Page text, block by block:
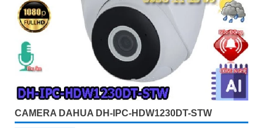
CAMERA DAHUA DH-IPC-HDW1230DT-STW